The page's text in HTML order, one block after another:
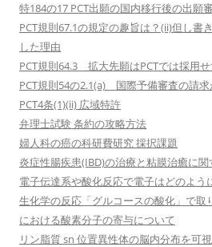
特184の17 PCT出願の国内移行後の出願
PCT規則67.1の規定の趣旨は？(ii)但し書
した理由
PCT規則64.3 拡大先願はPCTでは採用
PCT規則54の2.1(a) 国際予備審査の請
PCT4条(1)(ii) 広域特許
弁理士試験 条約の攻略方法
婦人科の癌の科研費研究 採択課題
炎症性腸疾患(IBD)の治療と粘膜治癒に
電子伝達系や酸化反応で電子はどのよう
生化学の反応「グルコースの酸化」で取
における酸素分子の寄与について
リン脂質 sn 位置異性体の脳内分布を可